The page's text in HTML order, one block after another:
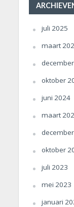
juli 2025
maart
oktober
juni 2024
maart
oktober
juli 2023
mei 2023
januari